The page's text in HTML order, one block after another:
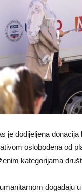
je dodijeljena
oslobođena od
kategorijama
događaju